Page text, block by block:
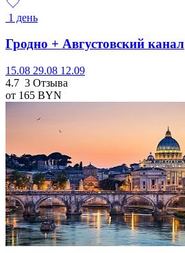
1 день
Гродно + Августовский канал
15.08 29.08 12.09
4.7 3 Отзыва
от 165 BYN